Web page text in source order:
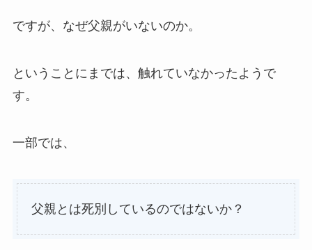
ですが、なぜ父親がいないのか。
ということにまでは、触れていなかったようで
す。
一部では、
父親とは死別しているのではないか？